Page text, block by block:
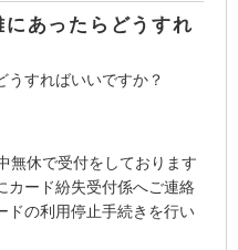
あったらどうすれ
うすればいいですか？
無休で受付をしております
カード紛失受付係へご連絡
ドの利用停止手続きを行い